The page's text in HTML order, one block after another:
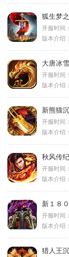
狐生梦
开服时间：
版本介绍：
大唐冰雪
开服时间：
版本介绍：
新熊猫
开服时间：
版本介绍：
秋风传纪
开服时间：
版本介绍：
新１８
开服时间：
版本介绍：
猎人王